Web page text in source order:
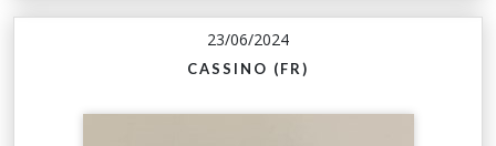
23/06/2024
CASSINO (FR)